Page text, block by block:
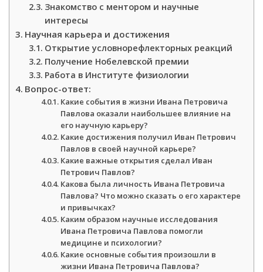
Знакомство с ментором и научные
интересы
Научная карьера и достижения
Открытие условнорефлекторных реакций
Получение Нобелевской премии
Работа в Институте физиологии
Вопрос-ответ:
Какие события в жизни Ивана Петровича
Павлова оказали наибольшее влияние на
его научную карьеру?
Какие достижения получил Иван Петрович
Павлов в своей научной карьере?
Какие важные открытия сделал Иван
Петрович Павлов?
Какова была личность Ивана Петровича
Павлова? Что можно сказать о его характере
и привычках?
Каким образом научные исследования
Ивана Петровича Павлова помогли
медицине и психологии?
Какие основные события произошли в
жизни Ивана Петровича Павлова?